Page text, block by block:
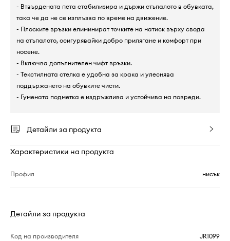
- Втвърдената пета стабилизира и държи стъпалото в обувката,
така че да не се изплъзва по време на движение.
- Плоските връзки елиминират точките на натиск върху свода
на стъпалото, осигурявайки добро прилягане и комфорт при
носене.
- Включва допълнителен чифт връзки.
- Текстилната стелка е удобна за крака и улеснява
поддържането на обувките чисти.
- Гумената подметка е издръжлива и устойчива на повреди.
Детайли за продукта
Характеристики на продукта
Профил нисък
Детайли за продукта
Код на производителя JR1099